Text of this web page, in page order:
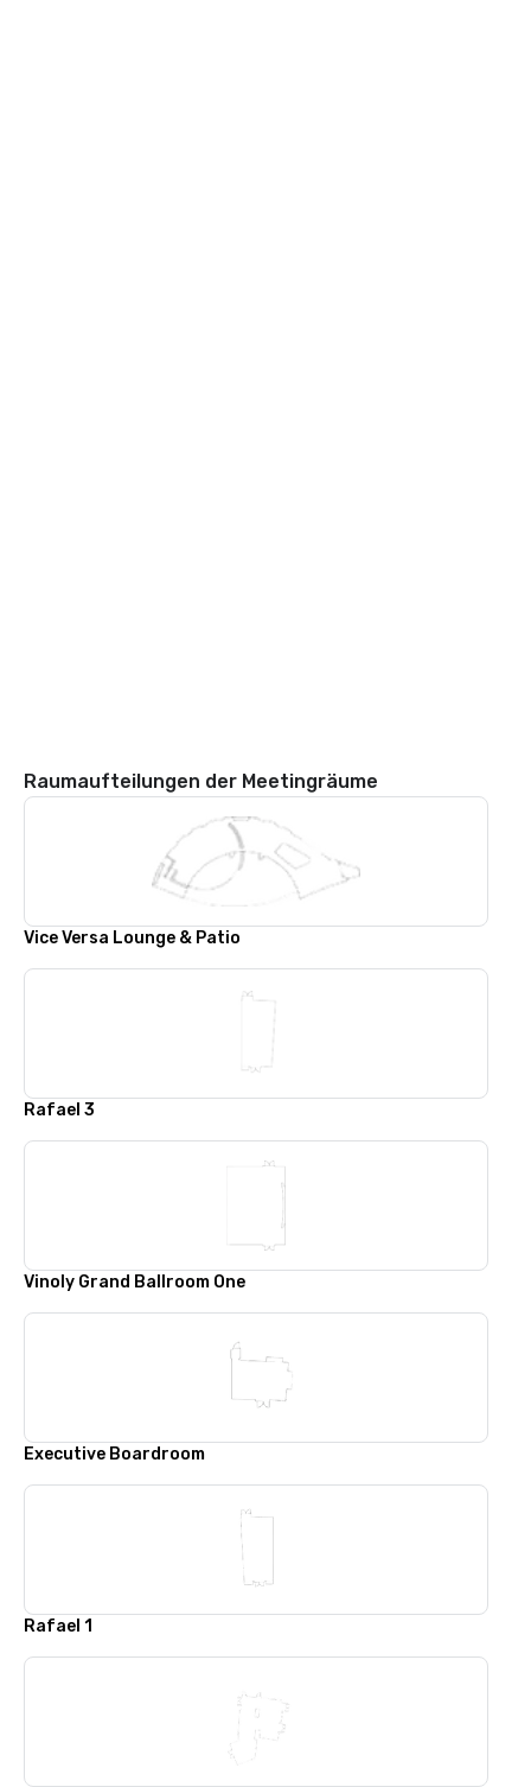
Raumaufteilungen der Meetingräume
Vice Versa Lounge & Patio
Rafael 3
Vinoly Grand Ballroom One
Executive Boardroom
Rafael 1